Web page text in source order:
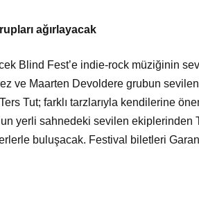
ağırlayacak
Blind Fest’e indie-rock müziğinin
ve Maarten Devoldere grubun
Tut; farklı tarzlarıyla kendilerine
yerli sahnedeki sevilen
buluşacak. Festival biletleri